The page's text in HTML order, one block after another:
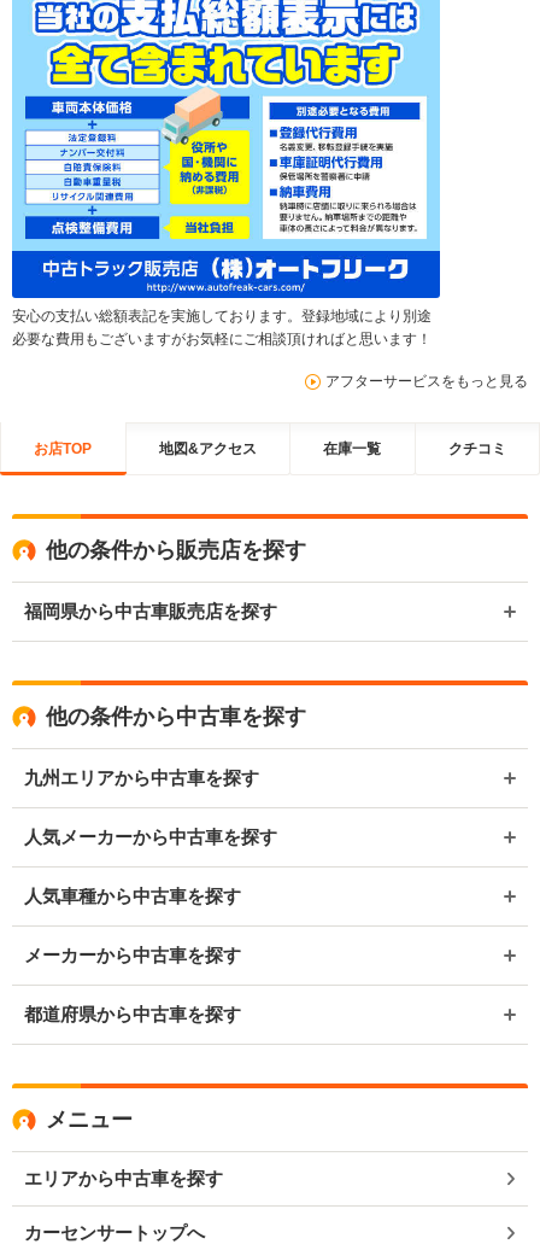
安心の支払い総額表記を実施しております。登録地域により別途
必要な費用もございますがお気軽にご相談頂ければと思います！
アフターサービスをもっと見る
お店TOP 地図&アクセス 在庫一覧 クチコミ
他の条件から販売店を探す
福岡県から中古車販売店を探す
他の条件から中古車を探す
九州エリアから中古車を探す
人気メーカーから中古車を探す
人気車種から中古車を探す
メーカーから中古車を探す
都道府県から中古車を探す
メニュー
エリアから中古車を探す
カーセンサートップへ